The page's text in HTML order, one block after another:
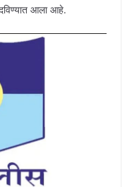
आला आहे.